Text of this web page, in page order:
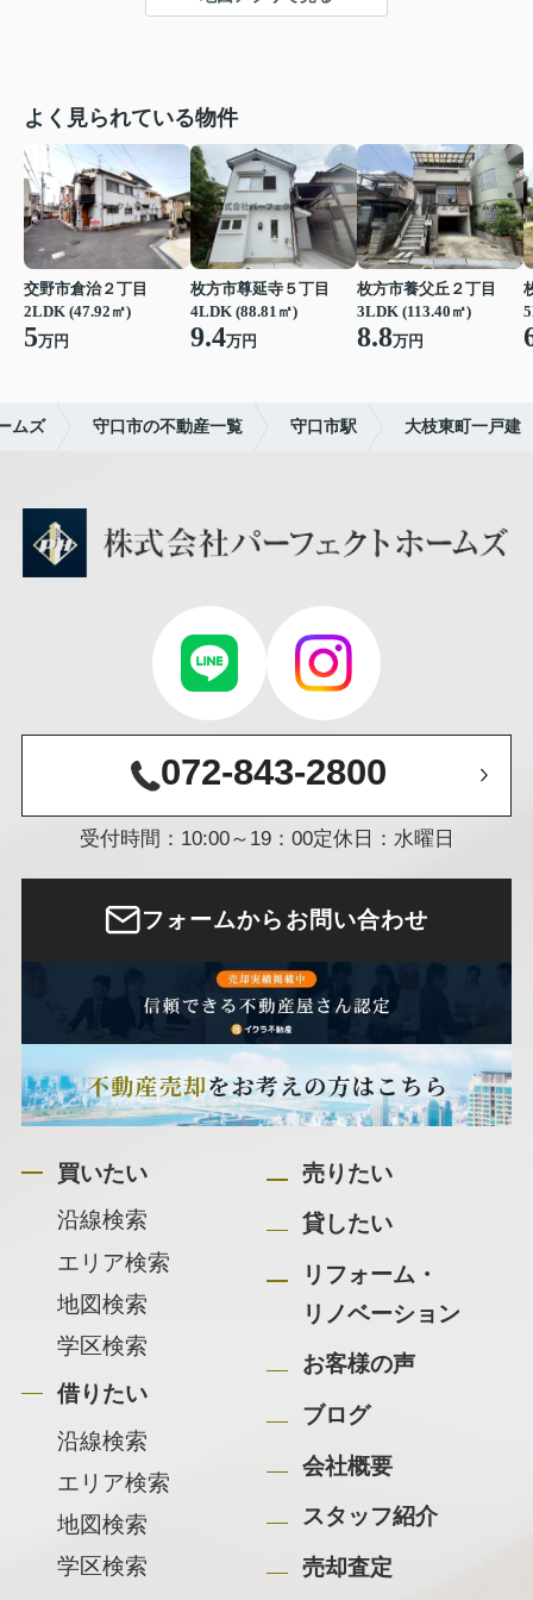
よく見られている物件
交野市倉治２丁目
2LDK (47.92㎡)
5万円
枚方市尊延寺５丁目
4LDK (88.81㎡)
9.4万円
枚方市養父丘２丁目
3LDK (113.40㎡)
8.8万円
ムズ 守口市の不動産一覧 守口市駅 大枝東町一戸建
072-843-2800
受付時間：10:00～19：00定休日：水曜日
フォームからお問い合わせ
買いたい
沿線検索
エリア検索
地図検索
学区検索
借りたい
沿線検索
エリア検索
地図検索
学区検索
売りたい
貸したい
リフォーム・
リノベーション
お客様の声
ブログ
会社概要
スタッフ紹介
売却査定